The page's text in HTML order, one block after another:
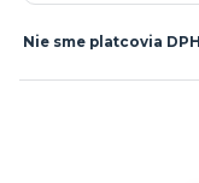
Nie sme platcovia DPH